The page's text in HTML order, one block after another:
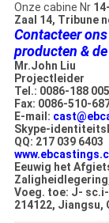
Onze cabine Nr
Zaal 14, Tribune
Contacteer
producten &
Mr.John Liu
Projectleider
Tel.: 0086-188
Fax: 0086-510-
E-mail:
Skype-
QQ: 217 039 6403
Eeuwig het
Voeg. toe: J-
214122, Jiangsu,